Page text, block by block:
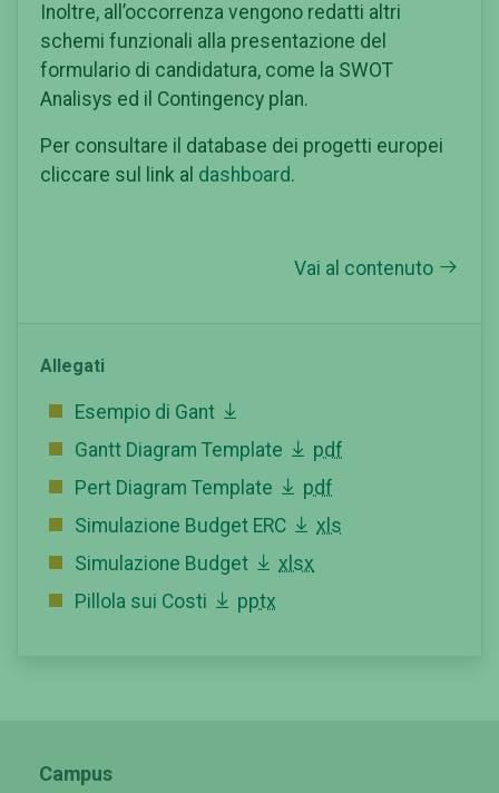
Inoltre, all’occorrenza vengono redatti altri
schemi funzionali alla presentazione del
formulario di candidatura, come la SWOT
Analisys ed il Contingency plan.
Per consultare il database dei progetti europei
cliccare sul link al dashboard.
Vai al contenuto
Allegati
Esempio di Gant
Gantt Diagram Template
pdf
Pert Diagram Template
pdf
Simulazione Budget ERC
xls
Simulazione Budget
xlsx
Pillola sui Costi
pptx
Campus